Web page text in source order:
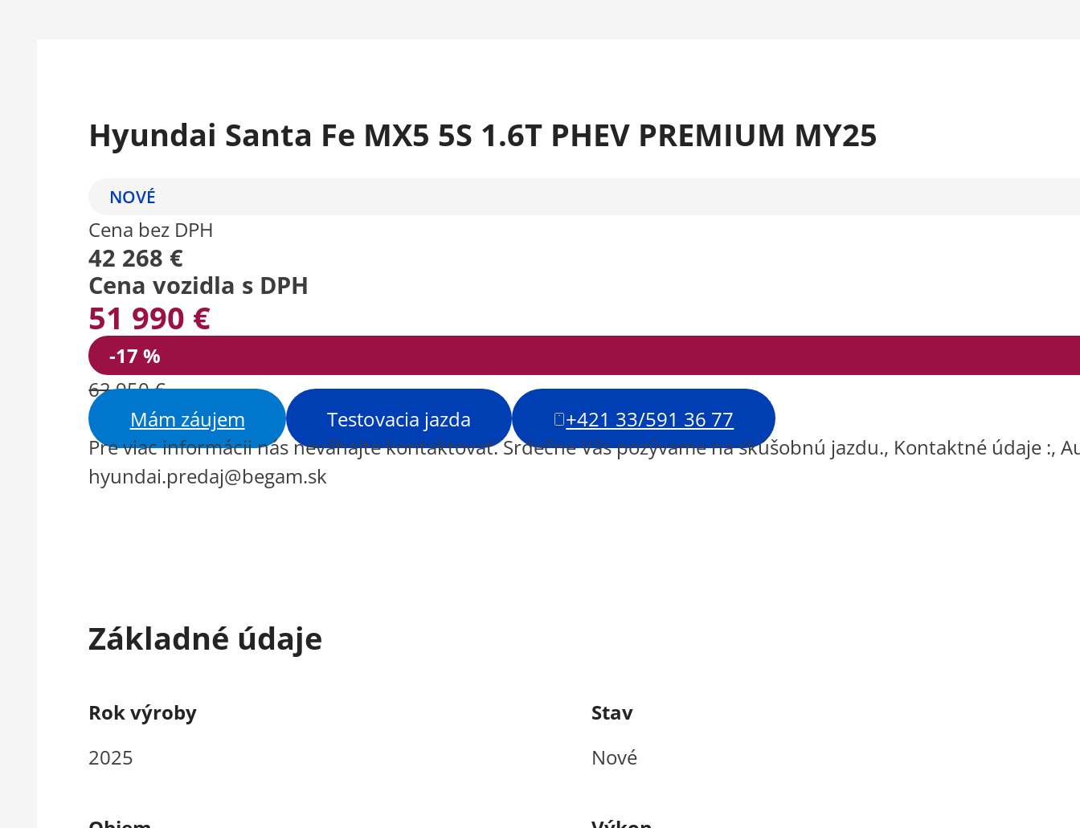
Hyundai Santa Fe MX5 5S 1.6T PHEV PREMIUM MY25
NOVÉ
Cena bez DPH
42 268 €
Cena vozidla s DPH
51 990 €
-17 %
62 950 €
Mám záujem
Testovacia jazda
+421 33/591 36 77
Pre viac informácii nás neváhajte kontaktovať. Srdečne Vás pozývame na skúšobnú jazdu., Kontaktné údaje :,
hyundai.predaj@begam.sk
Základné údaje
Rok výroby
2025
Stav
Nové